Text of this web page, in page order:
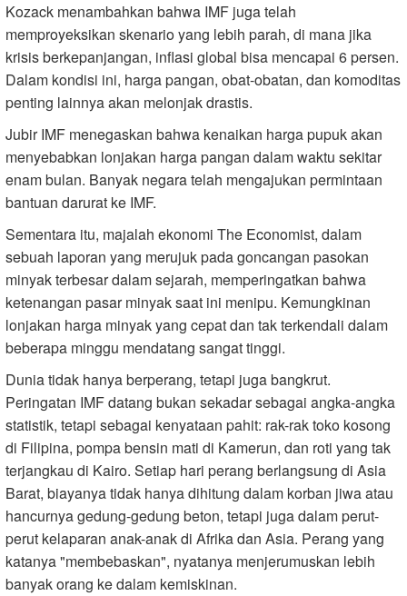
Kozack menambahkan bahwa IMF juga telah
memproyeksikan skenario yang lebih parah, di mana jika
krisis berkepanjangan, inflasi global bisa mencapai 6 persen.
Dalam kondisi ini, harga pangan, obat-obatan, dan komoditas
penting lainnya akan melonjak drastis.
Jubir IMF menegaskan bahwa kenaikan harga pupuk akan
menyebabkan lonjakan harga pangan dalam waktu sekitar
enam bulan. Banyak negara telah mengajukan permintaan
bantuan darurat ke IMF.
Sementara itu, majalah ekonomi The Economist, dalam
sebuah laporan yang merujuk pada goncangan pasokan
minyak terbesar dalam sejarah, memperingatkan bahwa
ketenangan pasar minyak saat ini menipu. Kemungkinan
lonjakan harga minyak yang cepat dan tak terkendali dalam
beberapa minggu mendatang sangat tinggi.
Dunia tidak hanya berperang, tetapi juga bangkrut.
Peringatan IMF datang bukan sekadar sebagai angka-angka
statistik, tetapi sebagai kenyataan pahit: rak-rak toko kosong
di Filipina, pompa bensin mati di Kamerun, dan roti yang tak
terjangkau di Kairo. Setiap hari perang berlangsung di Asia
Barat, biayanya tidak hanya dihitung dalam korban jiwa atau
hancurnya gedung-gedung beton, tetapi juga dalam perut-
perut kelaparan anak-anak di Afrika dan Asia. Perang yang
katanya "membebaskan", nyatanya menjerumuskan lebih
banyak orang ke dalam kemiskinan.